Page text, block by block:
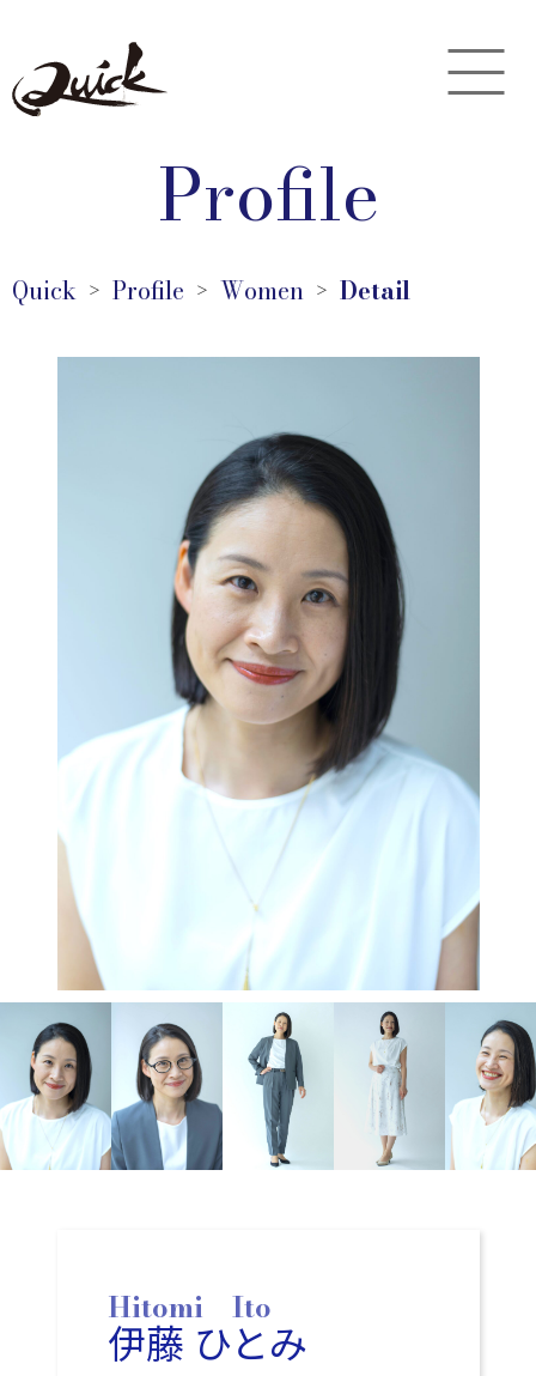
Profile
Quick ＞ Profile ＞ Women ＞ Detail
Hitomi Ito
伊藤 ひとみ